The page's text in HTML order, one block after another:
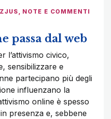
, NOTE E COMMENTI
passa dal web
l’attivismo civico,
sensibilizzare e
partecipano più degli
influenzano la
online è spesso
presenza e, sebbene